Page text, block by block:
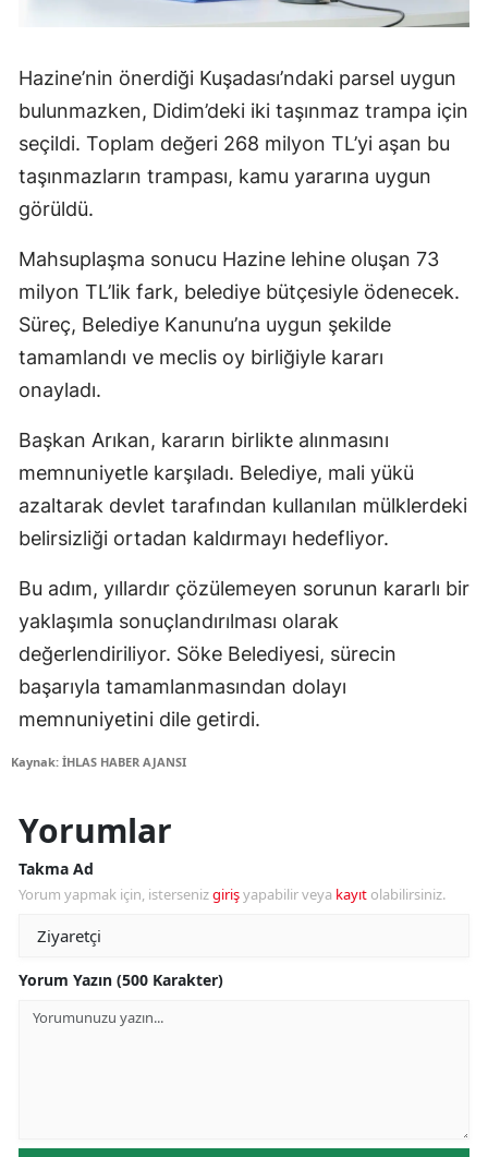
Hazine’nin önerdiği Kuşadası’ndaki parsel uygun
bulunmazken, Didim’deki iki taşınmaz trampa için
seçildi. Toplam değeri 268 milyon TL’yi aşan bu
taşınmazların trampası, kamu yararına uygun
görüldü.
Mahsuplaşma sonucu Hazine lehine oluşan 73
milyon TL’lik fark, belediye bütçesiyle ödenecek.
Süreç, Belediye Kanunu’na uygun şekilde
tamamlandı ve meclis oy birliğiyle kararı
onayladı.
Başkan Arıkan, kararın birlikte alınmasını
memnuniyetle karşıladı. Belediye, mali yükü
azaltarak devlet tarafından kullanılan mülklerdeki
belirsizliği ortadan kaldırmayı hedefliyor.
Bu adım, yıllardır çözülemeyen sorunun kararlı bir
yaklaşımla sonuçlandırılması olarak
değerlendiriliyor. Söke Belediyesi, sürecin
başarıyla tamamlanmasından dolayı
memnuniyetini dile getirdi.
Kaynak: İHLAS HABER AJANSI
Yorumlar
Takma Ad
Yorum yapmak için, istersenizgirişyapabilir veya kayıt olabilirsiniz.
Yorum Yazın (500 Karakter)